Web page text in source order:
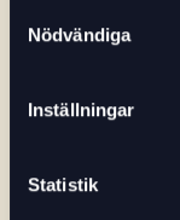
Nödvändiga
Inställningar
Statistik